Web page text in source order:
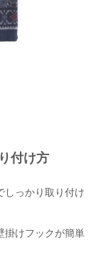
付け方
しっかり取り付け
掛けフックが簡単